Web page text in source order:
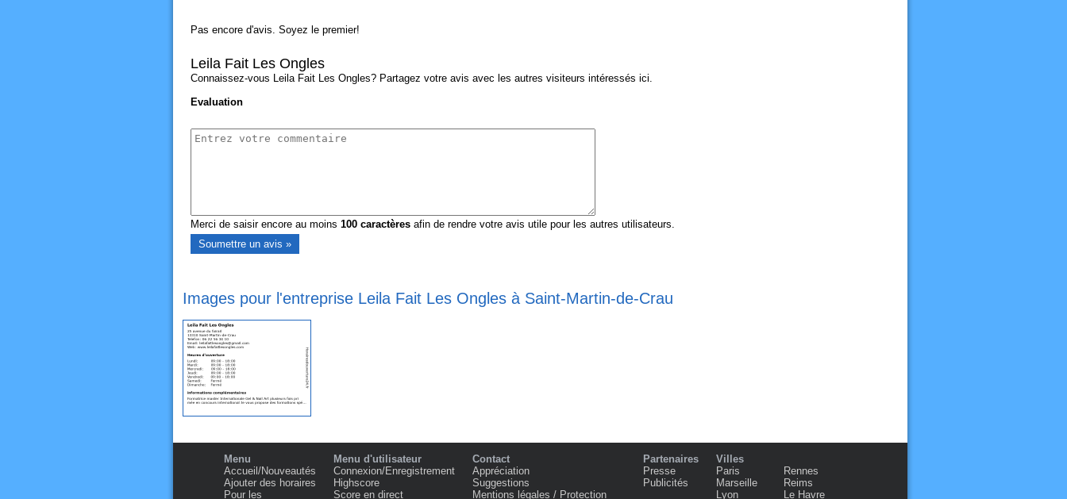
Pas encore d'avis. Soyez le premier!
Leila Fait Les Ongles
Connaissez-vous Leila Fait Les Ongles? Partagez votre avis avec les autres visiteurs intéressés ici.
Evaluation
Merci de saisir encore au moins 100caractèresafin de rendre votre avis utile pour les autres utilisateurs.
Images pour l'entreprise Leila Fait Les Ongles à Saint-Martin-de-Crau
Menu
Accueil/Nouveautés
Ajouter des horaires
Pour les
Menu d'utilisateur
Connexion/Enregistrement
Highscore
Score en direct
Contact
Appréciation
Suggestions
Mentions légales / Protection
Partenaires
Presse
Publicités
Villes
Paris
Marseille
Lyon
Rennes
Reims
Le Havre